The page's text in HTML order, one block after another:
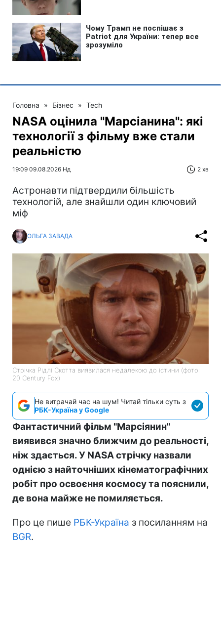
Головна » Бізнес » Tech
NASA оцінила "Марсіанина": які
технології з фільму вже стали
реальністю
19:09 09.08.2026 Нд 2 хв
Астронавти підтвердили більшість
технологій, але знайшли один ключовий
міф
ОЛЬГА ЗАВАДА
Стрічка Рідлі Скотта виявилася недалекою до істини (фото:
20 Century Fox)
Не витрачай час на шум! Читай тільки суть з
РБК-Україна у Google
Фантастичний фільм "Марсіянин"
виявився значно ближчим до реальності,
ніж здається. У NASA стрічку назвали
однією з найточніших кінематографічних
робіт про освоєння космосу та пояснили,
де вона майже не помиляється.
Про це пише РБК-Україна з посиланням на
BGR.